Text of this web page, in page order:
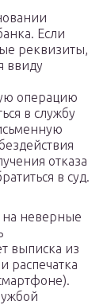
Если
реквизиты,
ввиду
операцию
в службу
отказа
в суд.
на неверные
выписка из
распечатка